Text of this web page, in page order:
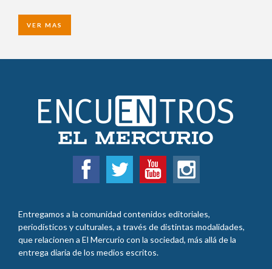
VER MAS
Entregamos a la comunidad contenidos editoriales,
periodísticos y culturales, a través de distintas modalidades,
que relacionen a El Mercurio con la sociedad, más allá de la
entrega diaria de los medios escritos.